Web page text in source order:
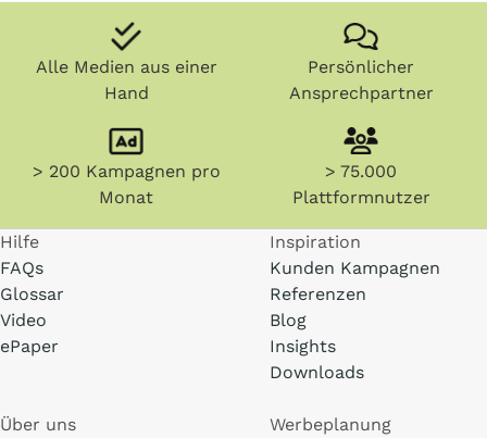
Alle Medien aus einer
Hand
Persönlicher
Ansprechpartner
> 200 Kampagnen pro
Monat
> 75.000
Plattformnutzer
Hilfe
FAQs
Glossar
Video
ePaper
Inspiration
Kunden Kampagnen
Referenzen
Blog
Insights
Downloads
Über uns
Werbeplanung